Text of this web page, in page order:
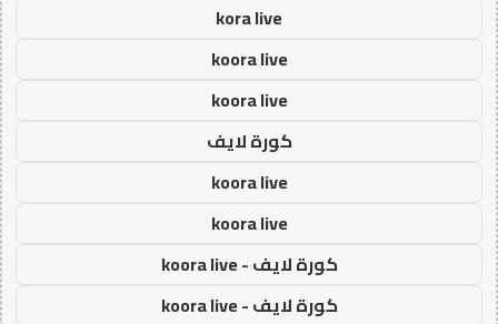
kora live
koora live
koora live
كورة لايف
koora live
koora live
كورة لايف - koora live
كورة لايف - koora live